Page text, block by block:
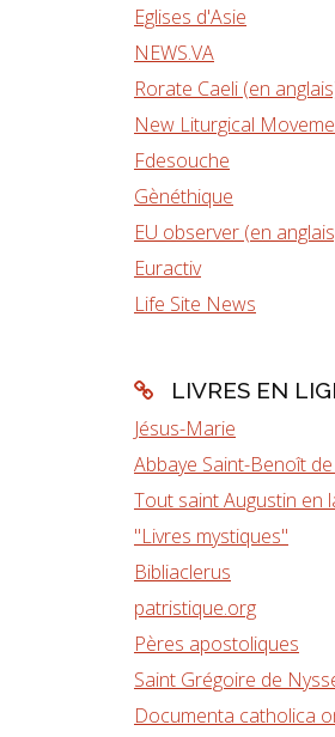
Eglises d'Asie
NEWS.VA
Rorate Caeli (en
New Liturgical
Fdesouche
Gènéthique
EU observer (en
Euractiv
Life Site News
LIVRES EN
Jésus-Marie
Abbaye Saint-Benoît
Tout saint Augustin en
"Livres mystiques"
Bibliaclerus
patristique.org
Pères apostoliques
Saint Grégoire de
Documenta catholica